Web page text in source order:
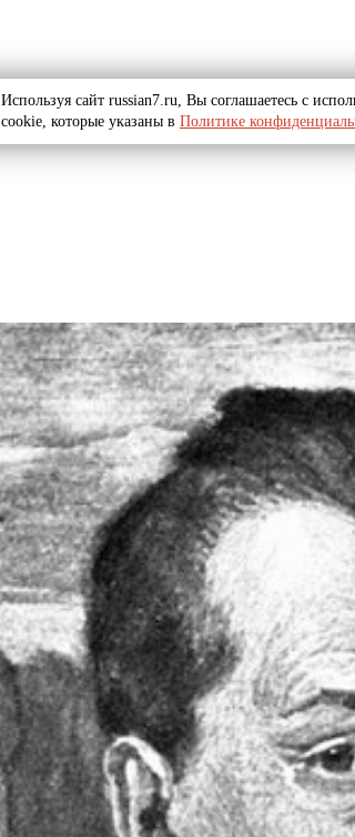
Используя сайт russian7.ru, Вы соглашаетесь с
cookie, которые указаны в Политике